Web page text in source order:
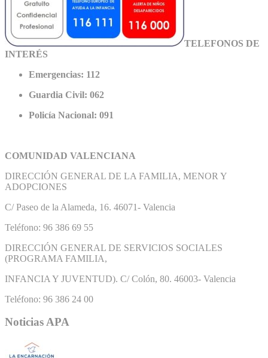
TELEFONOS DE
INTERÉS
Emergencias: 112
Guardia Civil: 062
Policía Nacional: 091
COMUNIDAD VALENCIANA
DIRECCIÓN GENERAL DE LA FAMILIA, MENOR Y
ADOPCIONES
C/ Paseo de la Alameda, 16. 46071- Valencia
Teléfono: 96 386 69 55
DIRECCIÓN GENERAL DE SERVICIOS SOCIALES
(PROGRAMA FAMILIA,
INFANCIA Y JUVENTUD). C/ Colón, 80. 46003- Valencia
Teléfono: 96 386 24 00
Noticias APA